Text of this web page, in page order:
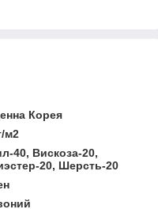
Корея
м2
40, Вискоза-20,
20, Шерсть-20